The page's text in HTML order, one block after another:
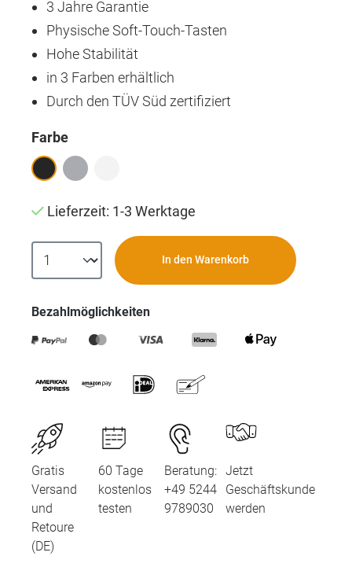
3 Jahre Garantie
Physische Soft-Touch-Tasten
Hohe Stabilität
in 3 Farben erhältlich
Durch den TÜV Süd zertifiziert
Farbeauswählen
Lieferzeit: 1-3 Werktage
In den Warenkorb
Bezahlmöglichkeiten
Gratis
Versand
und
Retoure
(DE)
60 Tage
kostenlos
testen
Beratung:
+49 5244
9789030
Jetzt
Geschäftskunde
werden